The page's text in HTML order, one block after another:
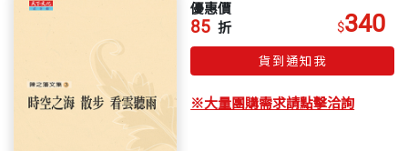
優惠價
85 折 $340
貨到通知我
※大量團購需求請點擊洽詢